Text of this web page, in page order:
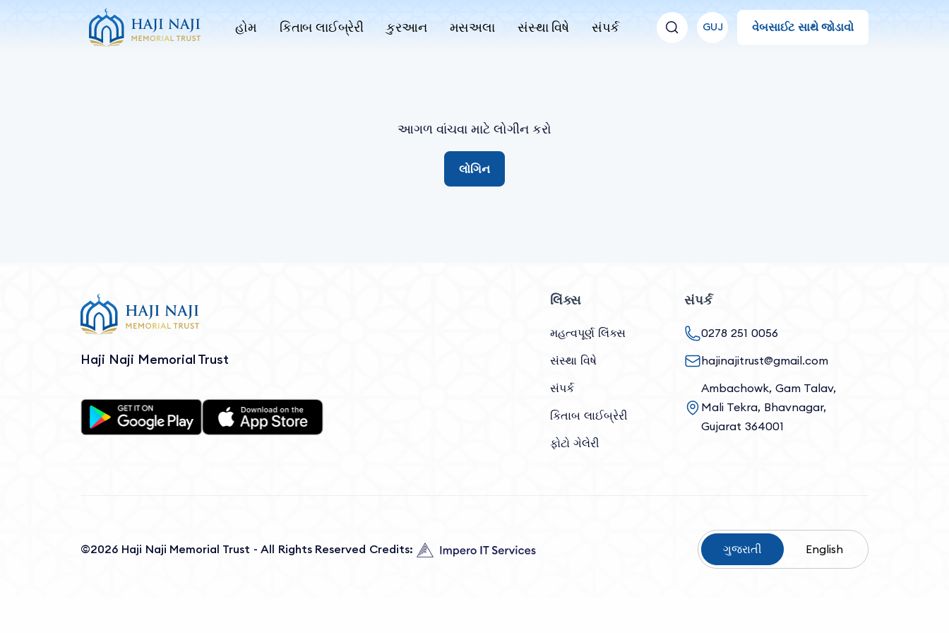
હોમ કિતાબ લાઈબ્રેરી કુરઆન મસઅલા સંસ્થા વિષે સંપર્ક GUJ વેબસાઈટ સાથે જોડાવો
આગળ વાંચવા માટે લોગીન કરો
લોગિન
Haji Naji Memorial Trust
લિંક્સ
મહત્વપૂર્ણ લિંક્સ
સંસ્થા વિષે
સંપર્ક
કિતાબ લાઈબ્રેરી
ફોટો ગેલેરી
સંપર્ક
0278 251 0056
hajinajitrust@gmail.com
Ambachowk, Gam Talav,
Mali Tekra, Bhavnagar,
Gujarat 364001
©2026 Haji Naji Memorial Trust - All Rights Reserved Credits: ગુજરાતી English